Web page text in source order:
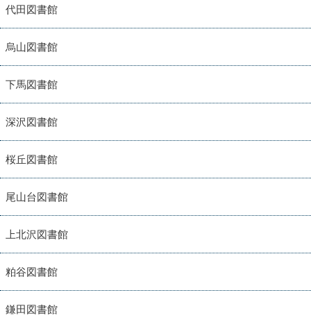
代田図書館
烏山図書館
下馬図書館
深沢図書館
桜丘図書館
尾山台図書館
上北沢図書館
粕谷図書館
鎌田図書館